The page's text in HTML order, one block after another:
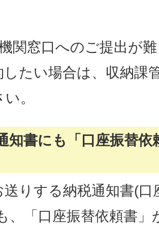
関窓口へのご提出が
したい場合は、収納課
。
知書にも「口座振替
送りする納税通知書(
、「口座振替依頼書